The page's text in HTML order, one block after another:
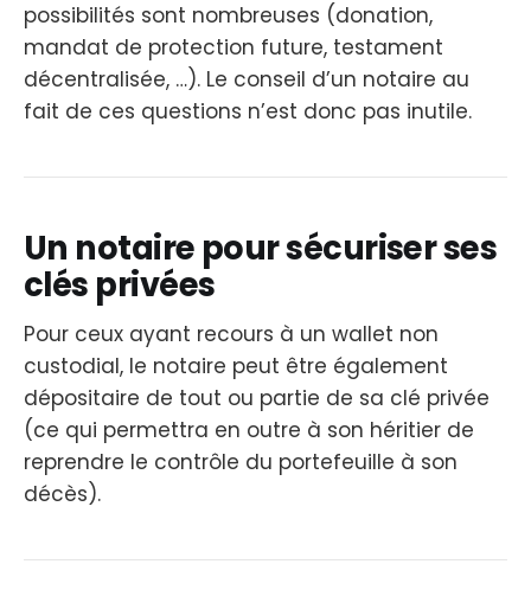
possibilités sont nombreuses (donation,
mandat de protection future, testament
décentralisée, …). Le conseil d’un notaire au
fait de ces questions n’est donc pas inutile.
Un notaire pour sécuriser ses
clés privées
Pour ceux ayant recours à un wallet non
custodial, le notaire peut être également
dépositaire de tout ou partie de sa clé privée
(ce qui permettra en outre à son héritier de
reprendre le contrôle du portefeuille à son
décès).